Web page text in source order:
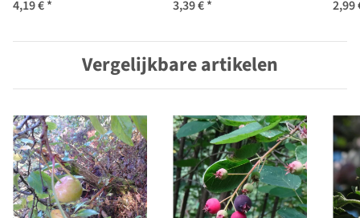
4,19 €* 3,39 €* 2,99
Vergelijkbare artikelen